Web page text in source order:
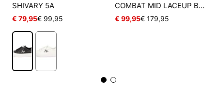
SHIVARY 5A
€ 79,95€ 99,95
COMBAT MID LACEUP BOOT ZIP WN
€ 99,95€ 179,95